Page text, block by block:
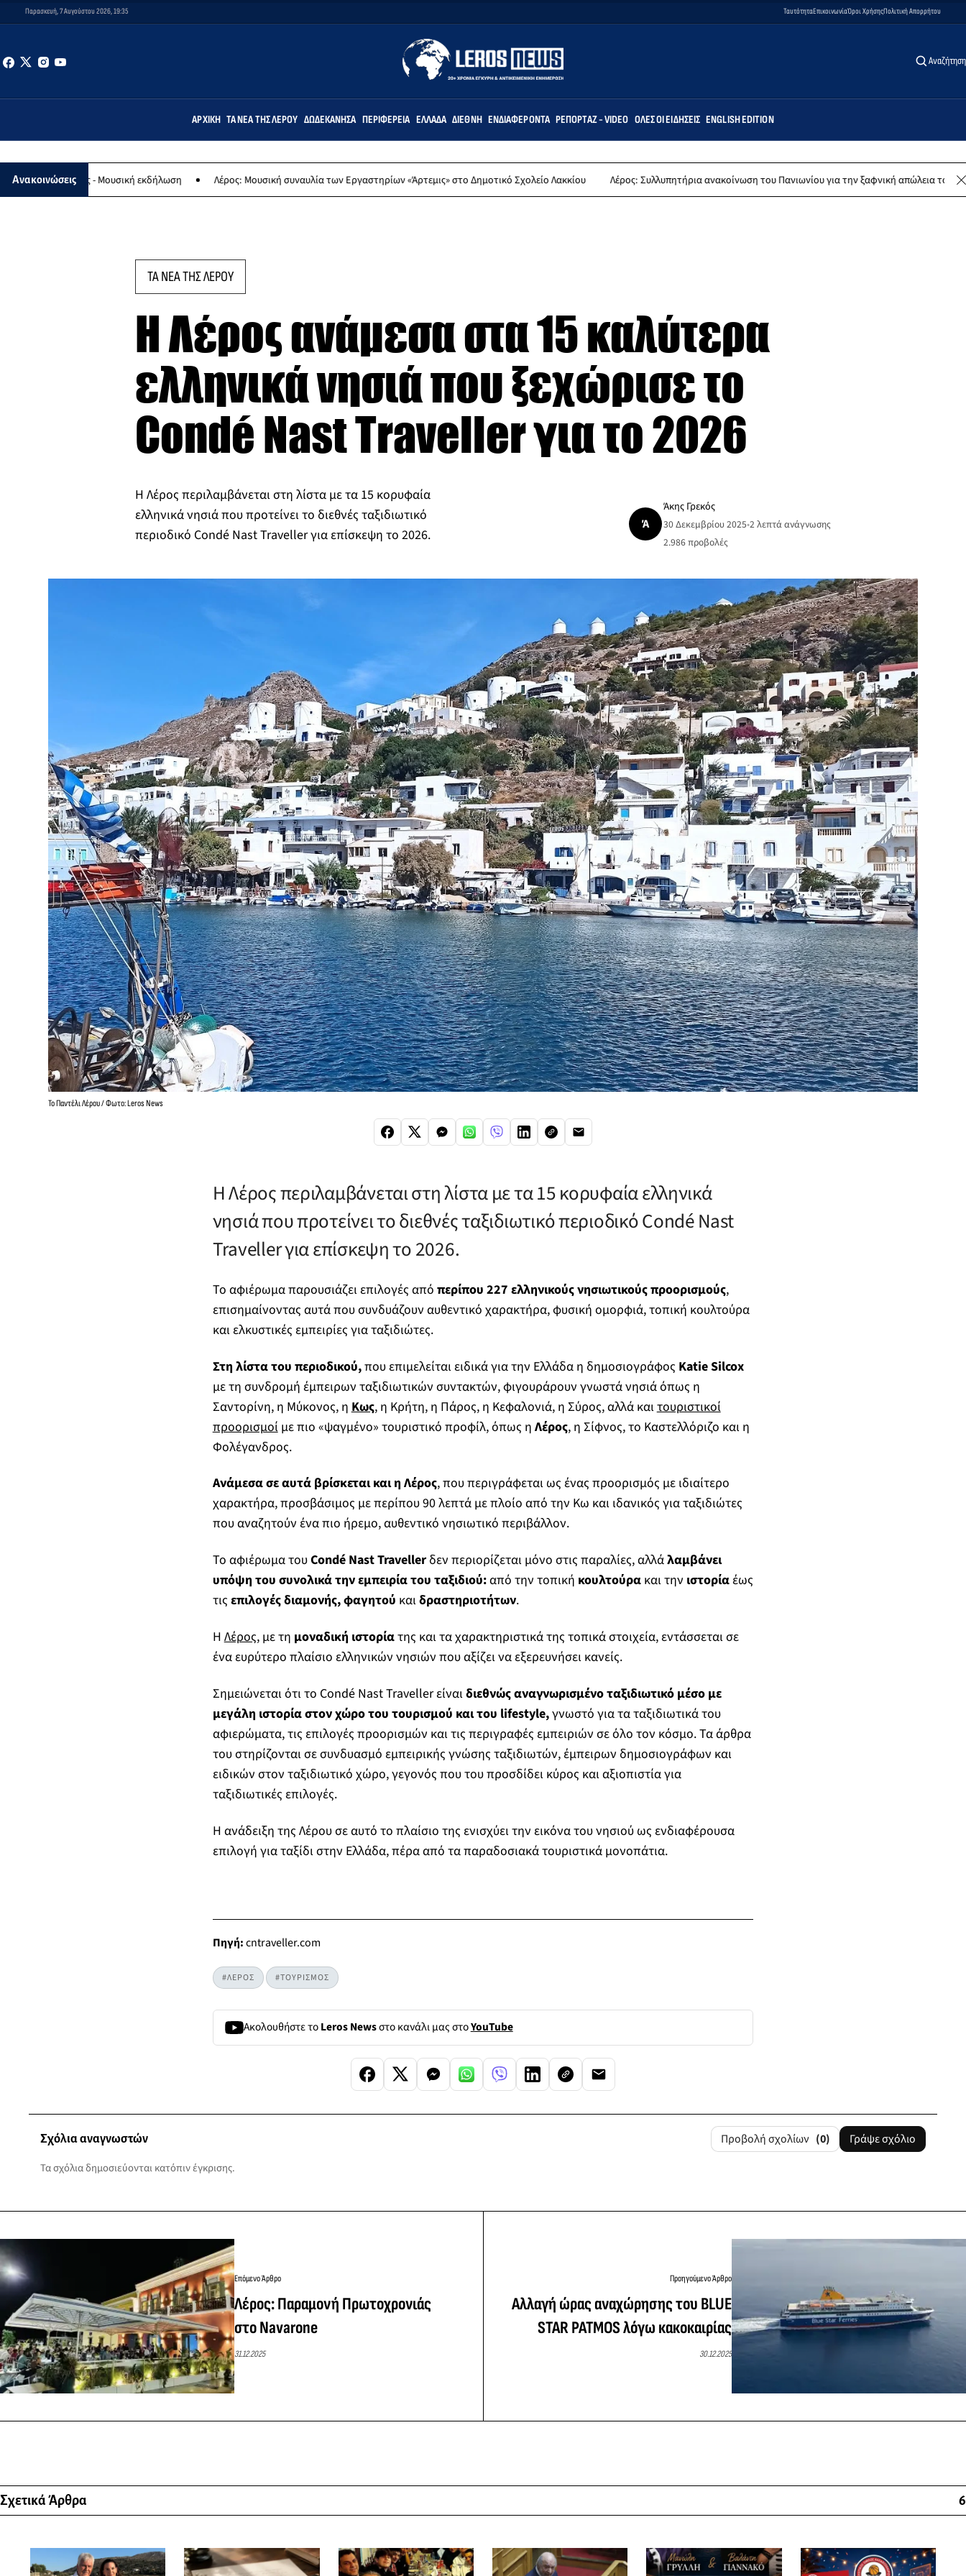
Παρασκευή, 7 Αυγούστου 2026, 19:35 ΤαυτότηταΕπικοινωνίαΌροι ΧρήσηςΠολιτική Απορρήτου
Αναζήτηση
ΑΡΧΙΚΉ ΤΑ ΝΈΑ ΤΗΣ ΛΈΡΟΥ ΔΩΔΕΚΆΝΗΣΑ ΠΕΡΙΦΈΡΕΙΑ ΕΛΛΆΔΑ ΔΙΕΘΝΉ ΕΝΔΙΑΦΈΡΟΝΤΑ ΡΕΠΟΡΤΆΖ - VIDEO ΌΛΕΣ ΟΙ ΕΙΔΉΣΕΙΣ ENGLISH EDITION
Ανακοινώσεις
- Μουσική εκδήλωση Λέρος: Μουσική συναυλία των Εργαστηρίων «Άρτεμις» στο Δημοτικό Σχολείο Λακκίου Λέρος: Συλλυπητήρια ανακοίνωση του Πανιωνίου για την ξαφνική απώλεια του Δημήτρη
ΤΑ ΝΕΑ ΤΗΣ ΛΕΡΟΥ
Η Λέρος ανάμεσα στα 15 καλύτερα
ελληνικά νησιά που ξεχώρισε το
Condé Nast Traveller για το 2026
Η Λέρος περιλαμβάνεται στη λίστα με τα 15 κορυφαία
ελληνικά νησιά που προτείνει το διεθνές ταξιδιωτικό
περιοδικό Condé Nast Traveller για επίσκεψη το 2026.
Ά
Άκης Γρεκός
30 Δεκεμβρίου 2025•2 λεπτά ανάγνωσης
2.986προβολές
Το Παντέλι Λέρου / Φωτο: Leros News
Η Λέρος περιλαμβάνεται στη λίστα με τα 15 κορυφαία ελληνικά
νησιά που προτείνει το διεθνές ταξιδιωτικό περιοδικό Condé Nast
Traveller για επίσκεψη το 2026.
Το αφιέρωμα παρουσιάζει επιλογές από περίπου 227 ελληνικούς νησιωτικούς προορισμούς,
επισημαίνοντας αυτά που συνδυάζουν αυθεντικό χαρακτήρα, φυσική ομορφιά, τοπική κουλτούρα
και ελκυστικές εμπειρίες για ταξιδιώτες.
Στη λίστα του περιοδικού,που επιμελείται ειδικά για την Ελλάδα η δημοσιογράφος Katie Silcox
με τη συνδρομή έμπειρων ταξιδιωτικών συντακτών, φιγουράρουν γνωστά νησιά όπως η
Σαντορίνη, η Μύκονος, η Κως, η Κρήτη, η Πάρος, η Κεφαλονιά, η Σύρος, αλλά καιτουριστικοί
προορισμοίμε πιο «ψαγμένο» τουριστικό προφίλ, όπως η Λέρος, η Σίφνος, το Καστελλόριζο και η
Φολέγανδρος.
Ανάμεσα σε αυτά βρίσκεται και η Λέρος, που περιγράφεται ως ένας προορισμός με ιδιαίτερο
χαρακτήρα, προσβάσιμος με περίπου 90 λεπτά με πλοίο από την Κω και ιδανικός για ταξιδιώτες
που αναζητούν ένα πιο ήρεμο, αυθεντικό νησιωτικό περιβάλλον.
Το αφιέρωμα τουCondé Nast Travellerδεν περιορίζεται μόνο στις παραλίες, αλλάλαμβάνει
υπόψη του συνολικά την εμπειρία του ταξιδιού:από την τοπική κουλτούρακαι την ιστορίαέως
τις επιλογές διαμονής, φαγητού καιδραστηριοτήτων.
ΗΛέρος, με τη μοναδική ιστορίατης και τα χαρακτηριστικά της τοπικά στοιχεία, εντάσσεται σε
ένα ευρύτερο πλαίσιο ελληνικών νησιών που αξίζει να εξερευνήσει κανείς.
Σημειώνεται ότι το Condé Nast Traveller είναιδιεθνώς αναγνωρισμένο ταξιδιωτικό μέσο με
μεγάλη ιστορία στον χώρο του τουρισμού και του lifestyle,γνωστό για τα ταξιδιωτικά του
αφιερώματα, τις επιλογές προορισμών και τις περιγραφές εμπειριών σε όλο τον κόσμο. Τα άρθρα
του στηρίζονται σε συνδυασμό εμπειρικής γνώσης ταξιδιωτών, έμπειρων δημοσιογράφων και
ειδικών στον ταξιδιωτικό χώρο, γεγονός που του προσδίδει κύρος και αξιοπιστία για
ταξιδιωτικές επιλογές.
Η ανάδειξη της Λέρου σε αυτό το πλαίσιο της ενισχύει την εικόνα του νησιού ως ενδιαφέρουσα
επιλογή για ταξίδι στην Ελλάδα, πέρα από τα παραδοσιακά τουριστικά μονοπάτια.
Πηγή:cntraveller.com
#ΛΕΡΟΣ #ΤΟΥΡΙΣΜΟΣ
Ακολουθήστε τοLeros Newsστο κανάλι μας στοYouTube
Σχόλια αναγνωστών Προβολή σχολίων (0) Γράψε σχόλιο
Τα σχόλια δημοσιεύονται κατόπιν έγκρισης.
Επόμενο Άρθρο
Λέρος: Παραμονή Πρωτοχρονιάς
στο Navarone
31.12.2025
Προηγούμενο Άρθρο
Αλλαγή ώρας αναχώρησης του BLUE
STAR PATMOS λόγω κακοκαιρίας
30.12.2025
Σχετικά Άρθρα 6